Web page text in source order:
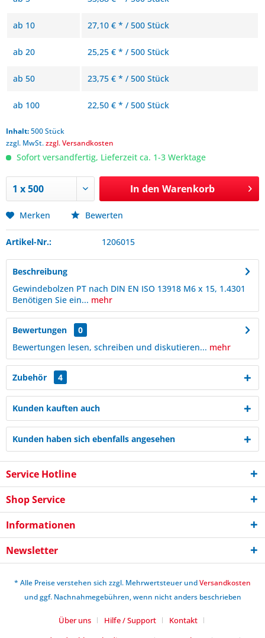
ab 10 27,10 € * / 500 Stück
ab 20 25,25 € * / 500 Stück
ab 50 23,75 € * / 500 Stück
ab 100 22,50 € * / 500 Stück
Inhalt:500 Stück
zzgl. MwSt.zzgl. Versandkosten
Sofort versandfertig, Lieferzeit ca. 1-3 Werktage
In den Warenkorb
Merken Bewerten
Artikel-Nr.: 1206015
Beschreibung
Gewindebolzen PT nach DIN EN ISO 13918 M6 x 15, 1.4301
Benötigen Sie ein... mehr
Bewertungen
0
Bewertungen lesen, schreiben und diskutieren... mehr
Zubehör 4
Kunden kauften auch
Kunden haben sich ebenfalls angesehen
Service Hotline
Shop Service
Informationen
Newsletter
* Alle Preise verstehen sich zzgl. Mehrwertsteuer undVersandkosten
und ggf. Nachnahmegebühren, wenn nicht anders beschrieben
Über uns Hilfe / Support
Kontakt